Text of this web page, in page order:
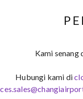
Kami senang
Hubungi kami di